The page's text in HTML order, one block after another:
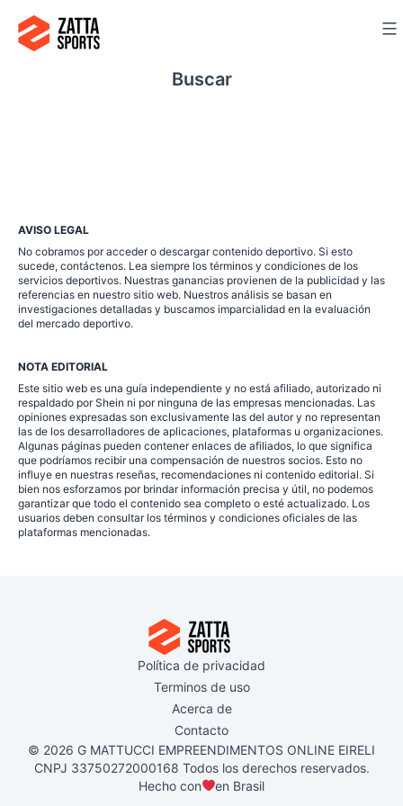
saltar
Buscar
AVISO LEGAL
No cobramos por acceder o descargar contenido deportivo. Si esto
sucede, contáctenos. Lea siempre los términos y condiciones de los
servicios deportivos. Nuestras ganancias provienen de la publicidad y las
referencias en nuestro sitio web. Nuestros análisis se basan en
investigaciones detalladas y buscamos imparcialidad en la evaluación
del mercado deportivo.
NOTA EDITORIAL
Este sitio web es una guía independiente y no está afiliado, autorizado ni
respaldado por Shein ni por ninguna de las empresas mencionadas. Las
opiniones expresadas son exclusivamente las del autor y no representan
las de los desarrolladores de aplicaciones, plataformas u organizaciones.
Algunas páginas pueden contener enlaces de afiliados, lo que significa
que podríamos recibir una compensación de nuestros socios. Esto no
influye en nuestras reseñas, recomendaciones ni contenido editorial. Si
bien nos esforzamos por brindar información precisa y útil, no podemos
garantizar que todo el contenido sea completo o esté actualizado. Los
usuarios deben consultar los términos y condiciones oficiales de las
plataformas mencionadas.
Política de privacidad
Terminos de uso
Acerca de
Contacto
© 2026 G MATTUCCI EMPREENDIMENTOS ONLINE EIRELI
CNPJ 33750272000168 Todos los derechos reservados.
Hecho con
en Brasil